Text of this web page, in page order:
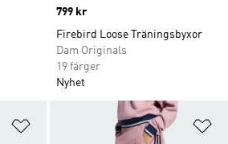
Price
799 kr
Firebird Loose Träningsbyxor
Dam Originals
19 färger
Nyhet
Lägg till på önskelistan